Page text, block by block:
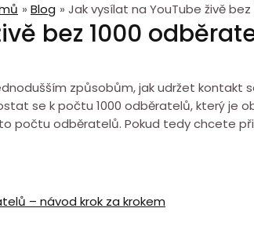
Blog Jak vysílat na YouTube živě
bez 1000
způsobům, jak udržet kontakt
se k počtu 1000 odběratelů, který je
počtu odběratelů. Pokud tedy chcete
– návod krok za krokem